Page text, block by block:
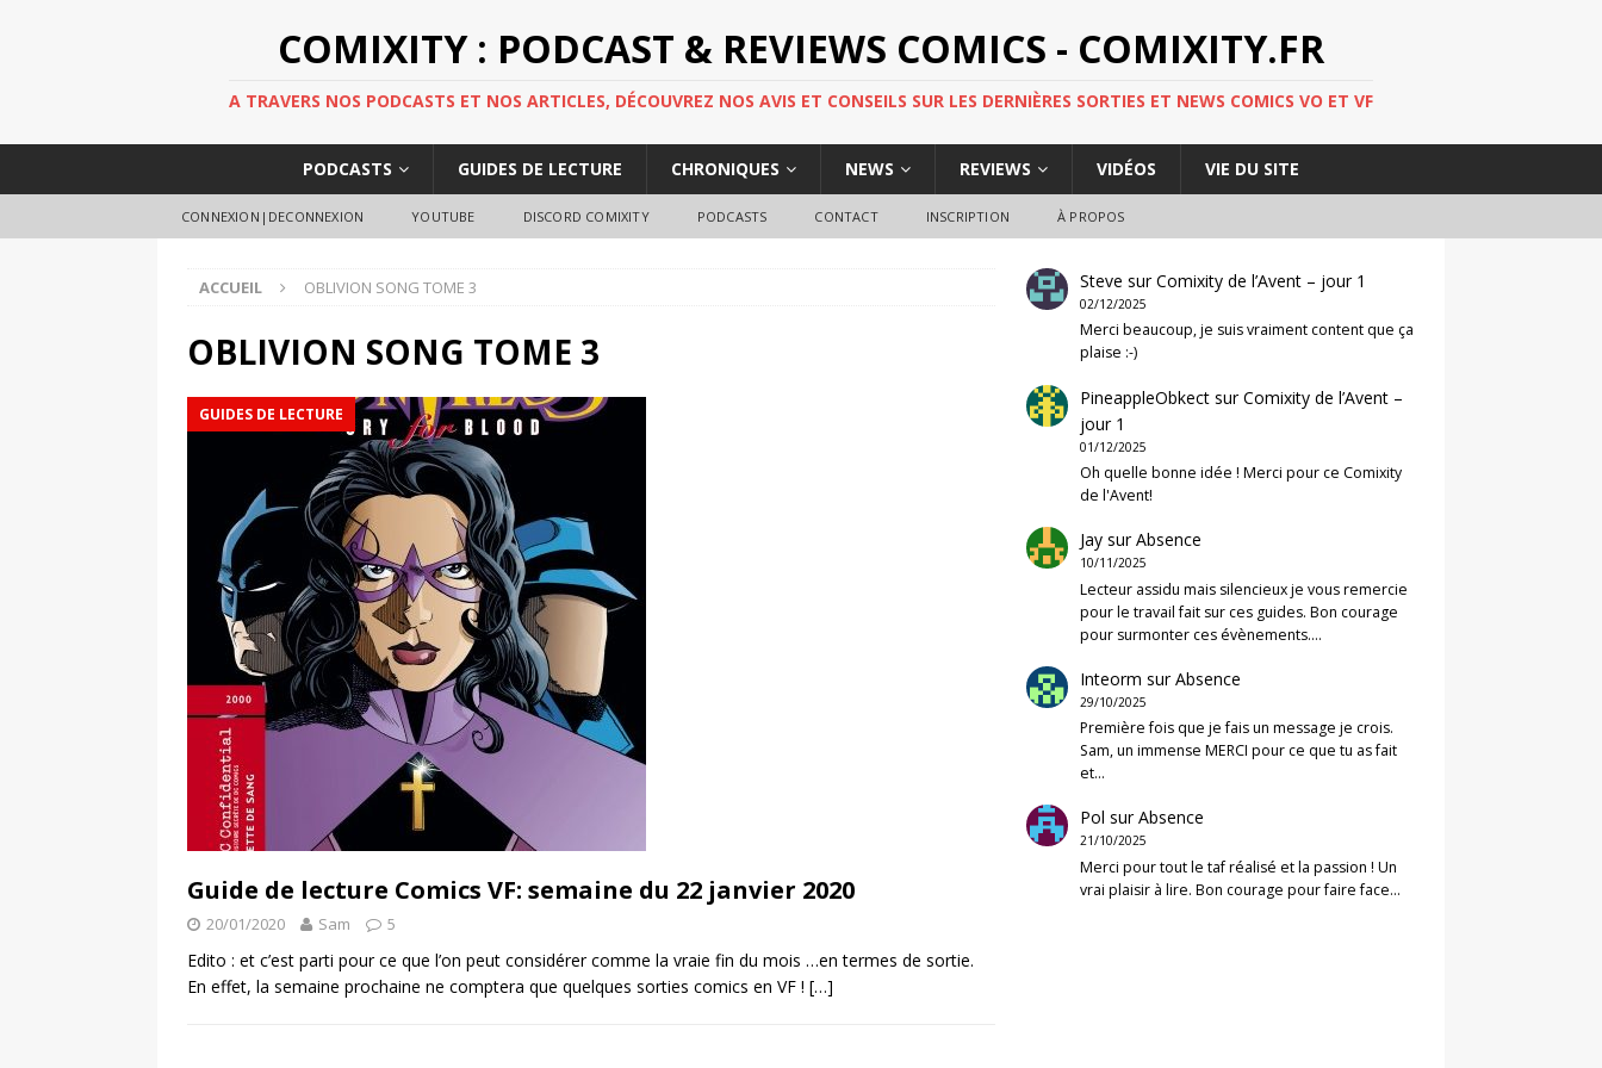
COMIXITY : PODCAST & REVIEWS COMICS - COMIXITY.FR
A TRAVERS NOS PODCASTS ET NOS ARTICLES, DÉCOUVREZ NOS AVIS ET CONSEILS SUR LES DERNIÈRES SORTIES ET NEWS COMICS VO ET VF
PODCASTS GUIDES DE LECTURE CHRONIQUES NEWS REVIEWS VIDÉOS VIE DU SITE
CONNEXION|DECONNEXION YOUTUBE DISCORD COMIXITY PODCASTS CONTACT INSCRIPTION À PROPOS
ACCUEIL OBLIVION SONG TOME 3
OBLIVION SONG TOME 3
GUIDES DE LECTURE
Guide de lecture Comics VF: semaine du 22 janvier 2020
20/01/2020 Sam 5
Edito : et c’est parti pour ce que l’on peut considérer comme la vraie fin du mois …en termes de sortie.
En effet, la semaine prochaine ne comptera que quelques sorties comics en VF ! […]
Steve surComixity de l’Avent – jour 1
02/12/2025
Merci beaucoup, je suis vraiment content que ça
plaise :-)
PineappleObkect surComixity de l’Avent –
jour 1
01/12/2025
Oh quelle bonne idée ! Merci pour ce Comixity
de l'Avent!
Jay surAbsence
10/11/2025
Lecteur assidu mais silencieux je vous remercie
pour le travail fait sur ces guides. Bon courage
pour surmonter ces évènements.…
Inteorm surAbsence
29/10/2025
Première fois que je fais un message je crois.
Sam, un immense MERCI pour ce que tu as fait
et…
Pol surAbsence
21/10/2025
Merci pour tout le taf réalisé et la passion ! Un
vrai plaisir à lire. Bon courage pour faire face…